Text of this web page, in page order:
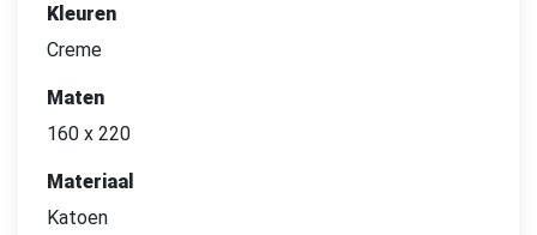
Kleuren
Creme
Maten
160 x 220
Materiaal
Katoen